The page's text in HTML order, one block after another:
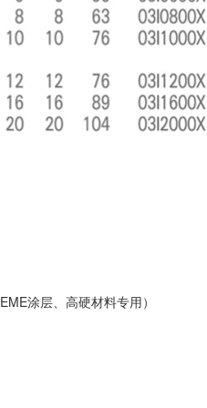
涂层、高硬材料专用）